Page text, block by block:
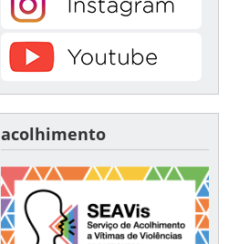
acolhimento